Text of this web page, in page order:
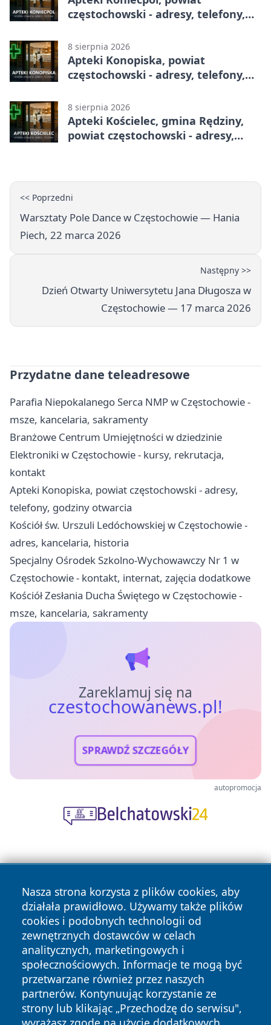
częstochowski - adresy, telefony,
8 sierpnia 2026
Apteki Konopiska, powiat
częstochowski - adresy, telefony,
8 sierpnia 2026
Apteki Kościelec, gmina Rędziny,
powiat częstochowski - adresy,
<< Poprzedni
Warsztaty Pole Dance w Częstochowie — Hania
Piech, 22 marca 2026
Następny >>
Dzień Otwarty Uniwersytetu Jana Długosza w
Częstochowie — 17 marca 2026
Przydatne dane teleadresowe
Parafia Niepokalanego Serca NMP w Częstochowie -
msze, kancelaria, sakramenty
Branżowe Centrum Umiejętności w dziedzinie
Elektroniki w Częstochowie - kursy, rekrutacja,
kontakt
Apteki Konopiska, powiat częstochowski - adresy,
telefony, godziny otwarcia
Kościół św. Urszuli Ledóchowskiej w Częstochowie -
adres, kancelaria, historia
Specjalny Ośrodek Szkolno-Wychowawczy Nr 1 w
Częstochowie - kontakt, internat, zajęcia dodatkowe
Kościół Zesłania Ducha Świętego w Częstochowie -
msze, kancelaria, sakramenty
Zareklamuj się na
czestochowanews.pl!
SPRAWDŹ SZCZEGÓŁY
autopromocja
Nasza strona korzysta z plików cookies, aby
działała prawidłowo. Używamy także plików
cookies i podobnych technologii od
zewnętrznych dostawców w celach
analitycznych, marketingowych i
społecznościowych. Informacje te mogą być
przetwarzane również przez naszych
partnerów. Kontynuując korzystanie ze
strony lub klikając „Przechodzę do serwisu",
Copyright © 2026 czestochowanews.pl Wszystkie prawa
zastrzeżone.
News Autorzy
Polityka
Prywatności
Polityka
Cookies